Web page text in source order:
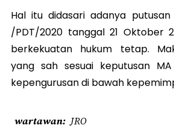
Hal itu didasari adanya
/PDT/2020 tanggal 21 Oktober
berkekuatan hukum tetap.
yang sah sesuai keputusan
kepengurusan di bawah
wartawan JRO